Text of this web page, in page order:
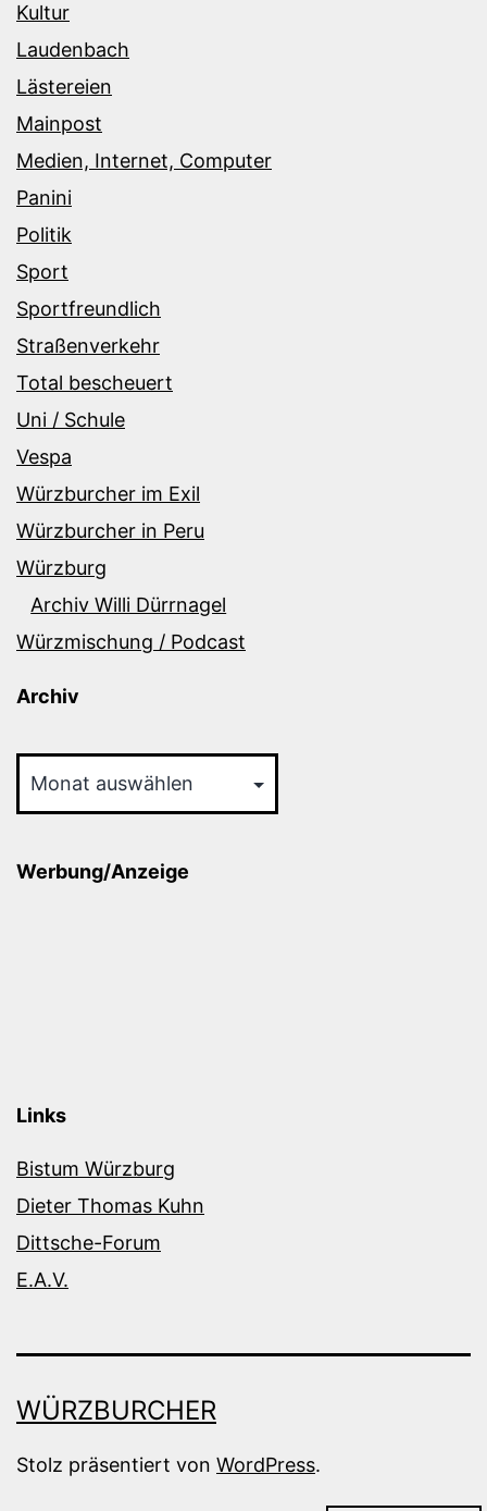
Kultur
Laudenbach
Lästereien
Mainpost
Medien, Internet, Computer
Panini
Politik
Sport
Sportfreundlich
Straßenverkehr
Total bescheuert
Uni / Schule
Vespa
Würzburcher im Exil
Würzburcher in Peru
Würzburg
Archiv Willi Dürrnagel
Würzmischung / Podcast
Archiv
Werbung/Anzeige
Links
Bistum Würzburg
Dieter Thomas Kuhn
Dittsche-Forum
E.A.V.
WÜRZBURCHER
Stolz präsentiert von WordPress.